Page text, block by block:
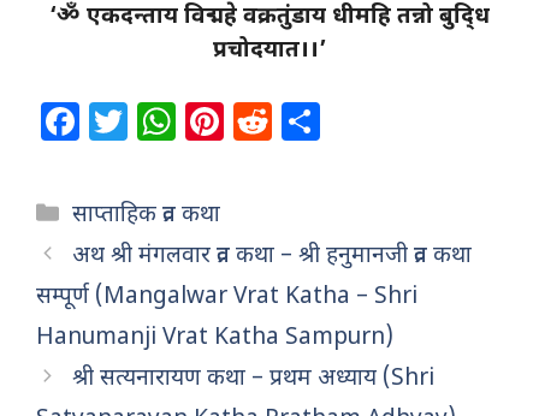
‘ॐ एकदन्ताय विद्महे वक्रतुंडाय धीमहि तन्नो बुदि्ध
प्रचोदयात।।’
F
c
e
b
o
o
k
T
itt
e
r
W
at
s
A
p
p
Pi
re
st
R
di
t
e
Categories
साप्ताहिक व्रत कथा
अथ श्री मंगलवार व्रत कथा – श्री हनुमानजी व्रत कथा
सम्पूर्ण (Mangalwar Vrat Katha – Shri
Hanumanji Vrat Katha Sampurn)
श्री सत्यनारायण कथा – प्रथम अध्याय (Shri